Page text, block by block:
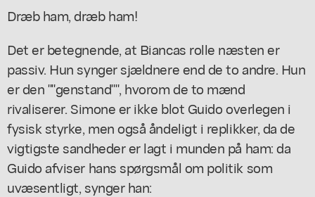
Dræb ham, dræb ham!
Det er betegnende, at Biancas rolle næsten er
passiv. Hun synger sjældnere end de to andre. Hun
er den ""genstand"", hvorom de to mænd
rivaliserer. Simone er ikke blot Guido overlegen i
fysisk styrke, men også åndeligt i replikker, da de
vigtigste sandheder er lagt i munden på ham: da
Guido afviser hans spørgsmål om politik som
uvæsentligt, synger han: